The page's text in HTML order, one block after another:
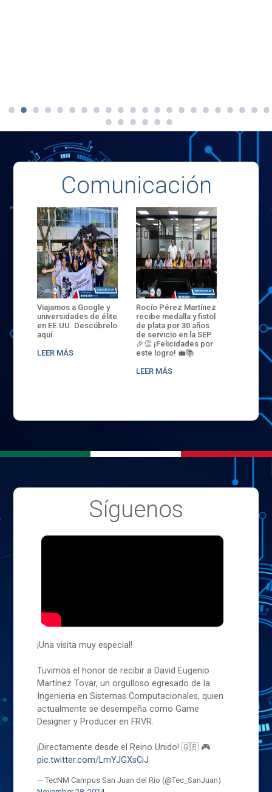
Comunicación
Viajamos a Google y
universidades de élite
en EE.UU. Descúbrelo
aquí.
LEER MÁS
Rocío Pérez Martínez
recibe medalla y fistol
de plata por 30 años
de servicio en la SEP
🎉👏 ¡Felicidades por
este logro! 💼📚
LEER MÁS
ENECB-
del
batalla.
32
sede
Síguenos
¡Una visita muy especial!
Tuvimos el honor de recibir a David Eugenio
Martínez Tovar, un orgulloso egresado de la
Ingeniería en Sistemas Computacionales, quien
actualmente se desempeña como Game
Designer y Producer en FRVR.
¡Directamente desde el Reino Unido! 🇬🇧 🎮
pic.twitter.com/LmYJGXsCiJ
— TecNM Campus San Juan del Río (@Tec_SanJuan)